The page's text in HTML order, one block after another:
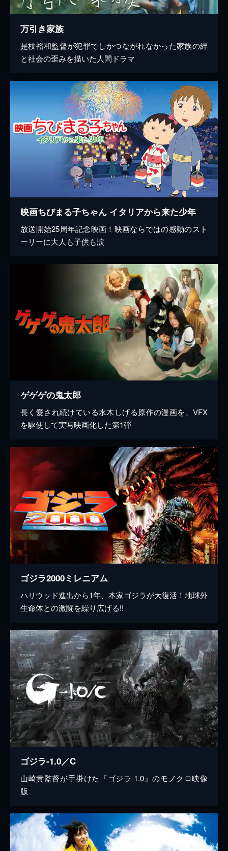
万引き家族
是枝裕和監督が犯罪でしかつながれなかった家族の絆
と社会の歪みを描いた人間ドラマ
映画ちびまる子ちゃん イタリアから来た少年
放送開始25周年記念映画！映画ならではの感動のスト
ーリーに大人も子供も涙
ゲゲゲの鬼太郎
長く愛され続けている水木しげる原作の漫画を、VFX
を駆使して実写映画化した第1弾
ゴジラ2000ミレニアム
ハリウッド進出から1年、本家ゴジラが大復活！地球外
生命体との激闘を繰り広げる!!
ゴジラ-1.0／C
山崎貴監督が手掛けた『ゴジラ-1.0』のモノクロ映像
版